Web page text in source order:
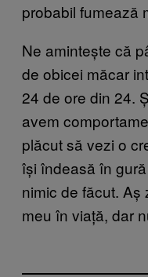
probabil fumează
Ne amintește că
de obicei măcar
24 de ore din 24.
avem
plăcut să vezi o
își îndeasă în
nimic de făcut.
meu în viață, dar